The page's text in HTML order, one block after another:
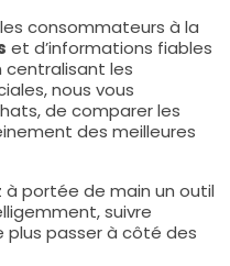
consommateurs à la
et d’informations fiables
centralisant les
nous vous
de comparer les
des meilleures
à portée de main un outil
suivre
plus passer à côté des